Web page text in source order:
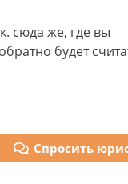
сюда же, где вы
будет
Спросить